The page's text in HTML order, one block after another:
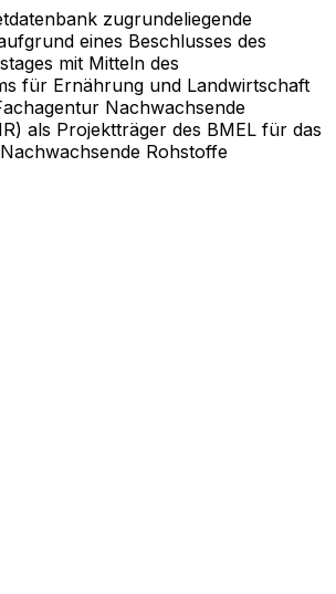
zugrundeliegende
eines Beschlusses des
mit Mitteln des
für Ernährung und Landwirtschaft
Nachwachsende
als Projektträger des BMEL für das
Rohstoffe